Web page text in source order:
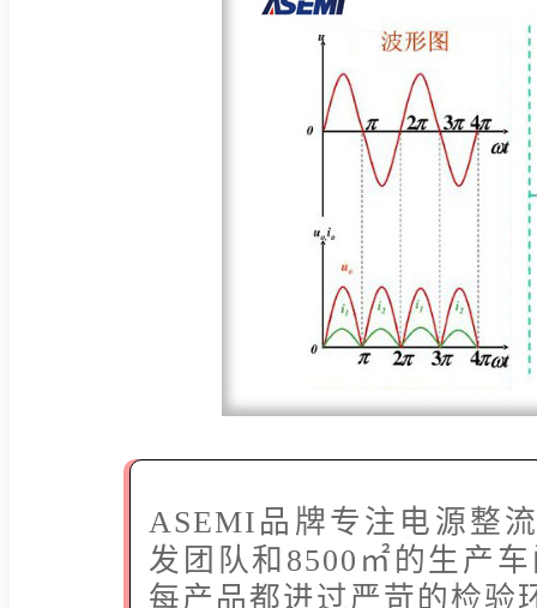
ASEMI品牌专注电源整
发团队和8500㎡的生产
每产品都进过严苛的检验